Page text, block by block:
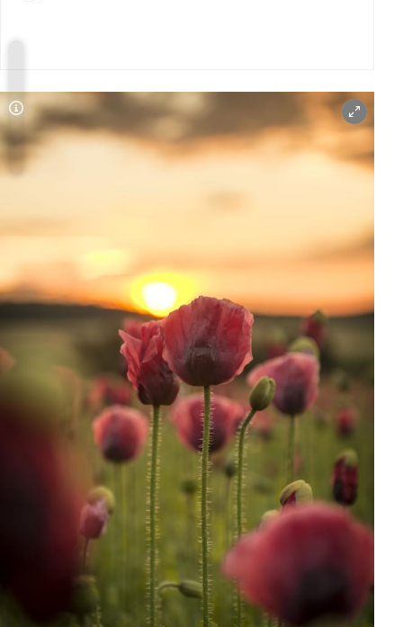
beste Zeit für die Mohnblüte
Morgen- und die Abendsonne
Mohnhotel
Mohnfeldern um Privatbesitz handelt
reservieren
in diesen Regionen wird der Waldviertler
Graumohn angebaut
Copyright-Hinweis öffnen/schließen